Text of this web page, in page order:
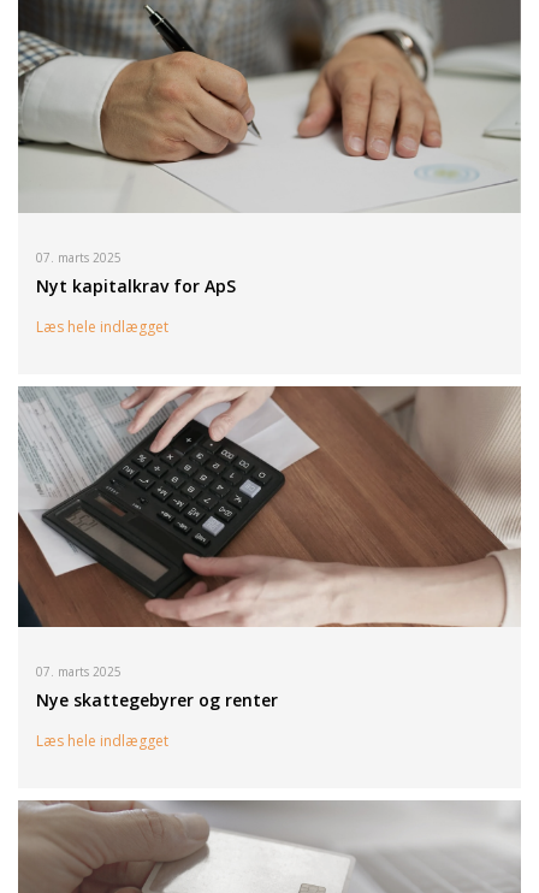
07. marts 2025
Nyt kapitalkrav for ApS
Læs hele indlægget
07. marts 2025
Nye skattegebyrer og renter
Læs hele indlægget